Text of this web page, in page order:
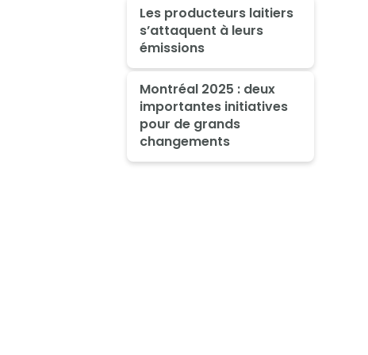
Les producteurs laitiers
s’attaquent à leurs
émissions
Montréal 2025 : deux
importantes initiatives
pour de grands
changements